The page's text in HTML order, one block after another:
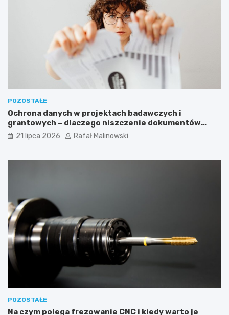
POZOSTAŁE
Ochrona danych w projektach badawczych i
grantowych – dlaczego niszczenie dokumentów
musi być częścią procedury?
21 lipca 2026 Rafał Malinowski
POZOSTAŁE
Na czym polega frezowanie CNC i kiedy warto je